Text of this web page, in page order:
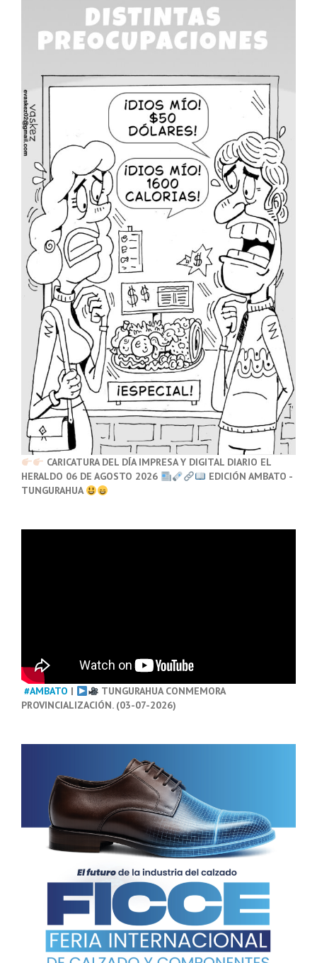
CARICATURA DEL DÍA IMPRESA Y DIGITAL DIARIO EL
HERALDO 06 DE AGOSTO 2026
EDICIÓN AMBATO -
TUNGURAHUA
#AMBATO |
TUNGURAHUA CONMEMORA
PROVINCIALIZACIÓN. (03-07-2026)